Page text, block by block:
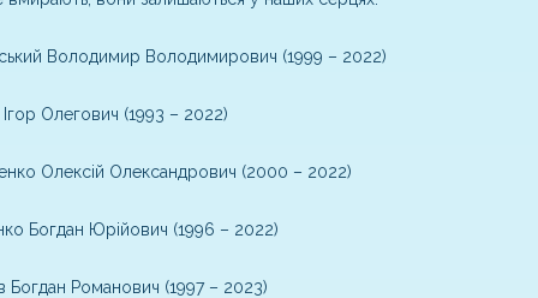
Володимир Володимирович (1999 – 2022)
Олегович (1993 – 2022)
Олексій Олександрович (2000 – 2022)
Богдан Юрійович (1996 – 2022)
Богдан Романович (1997 – 2023)